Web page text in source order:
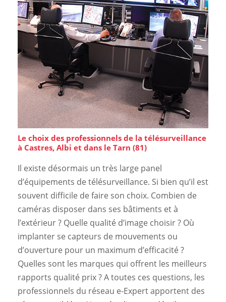
Le choix des professionnels de la télésurveillance
à Castres, Albi et dans le Tarn (81)
Il existe désormais un très large panel
d’équipements de télésurveillance. Si bien qu’il est
souvent difficile de faire son choix. Combien de
caméras disposer dans ses bâtiments et à
l’extérieur ? Quelle qualité d’image choisir ? Où
implanter se capteurs de mouvements ou
d’ouverture pour un maximum d’efficacité ?
Quelles sont les marques qui offrent les meilleurs
rapports qualité prix ? A toutes ces questions, les
professionnels du réseau e-Expert apportent des